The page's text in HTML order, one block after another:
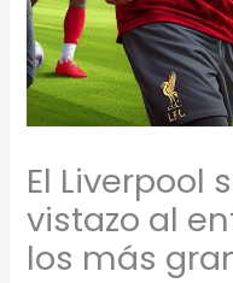
El Liverpool
vistazo al
los más